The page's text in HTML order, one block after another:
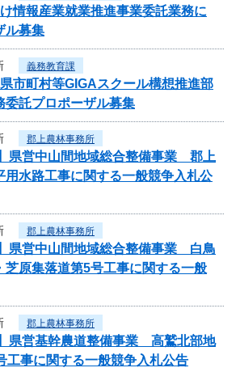
情報産業就業推進事業委託業務に
ル募集
義務教育課
市町村等GIGAスクール構想推進部
委託プロポーザル募集
郡上農林事務所
県営中山間地域総合整備事業 郡上
水路工事に関する一般競争入札公
郡上農林事務所
県営中山間地域総合整備事業 白鳥
原集落道第5号工事に関する一般
郡上農林事務所
県営基幹農道整備事業 高鷲北部地
事に関する一般競争入札公告